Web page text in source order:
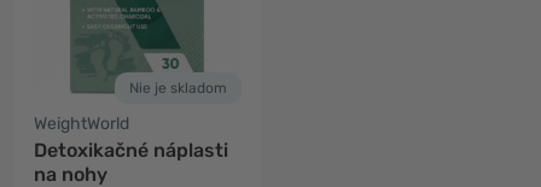
Nie je skladom
WeightWorld
Detoxikačné náplasti
na nohy